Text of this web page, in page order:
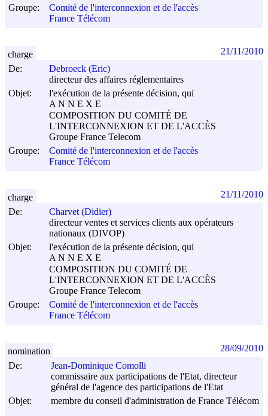
Groupe:
Comité de l'interconnexion et de l'accès
France Télécom
De:
Debroeck (Eric)
directeur des affaires réglementaires
Objet:
l'exécution de la présente décision, qui
A N N E X E
COMPOSITION DU COMITÉ DE
L'INTERCONNEXION ET DE L'ACCÈS
Groupe France Telecom
Groupe:
Comité de l'interconnexion et de l'accès
France Télécom
charge 21/11/2010
De:
Charvet (Didier)
directeur ventes et services clients aux opérateurs
nationaux (DIVOP)
Objet:
l'exécution de la présente décision, qui
A N N E X E
COMPOSITION DU COMITÉ DE
L'INTERCONNEXION ET DE L'ACCÈS
Groupe France Telecom
Groupe:
Comité de l'interconnexion et de l'accès
France Télécom
charge 21/11/2010
De:
Jean-Dominique Comolli
commissaire aux participations de l'Etat, directeur
général de l'agence des participations de l'Etat
Objet:
membre du conseil d'administration de France Télécom
nomination 28/09/2010